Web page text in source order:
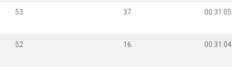
53 37 00:31:05
52 16 00:31:04